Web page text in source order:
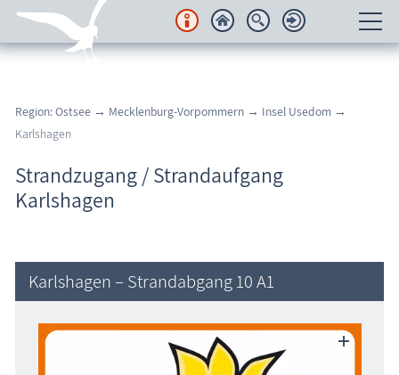
Regionales
Urlaubsorte
Karten
Wissenswertes
Veranstaltungen
Region: Ostsee → Mecklenburg-Vorpommern → Insel Usedom →
Karlshagen
Strandzugang / Strandaufgang
Karlshagen
Karlshagen – Strandabgang 10 A1